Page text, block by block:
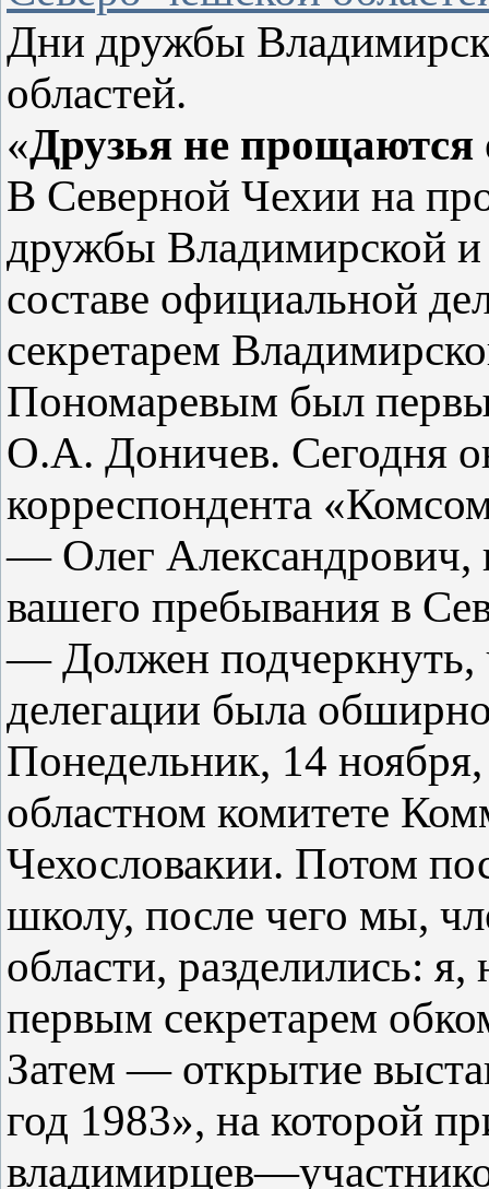
Дни дружбы
областей.
«Друзья не прощаются
В Северной Чехии на
дружбы Владимирской
составе официальной
секретарем
Пономаревым был
О.А. Доничев. Сегодня
корреспондента
— Олег Александрович,
вашего пребывания в
— Должен подчеркнуть,
делегации была
Понедельник, 14
областном комитете
Чехословакии. Потом
школу, после чего мы,
области, разделились:
первым секретарем
Затем — открытие
год 1983», на которой